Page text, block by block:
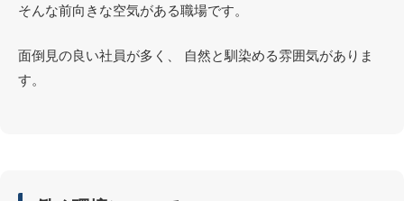
そんな前向きな空気がある職場です。
面倒見の良い社員が多く、 自然と馴染める雰囲気がありま
す。